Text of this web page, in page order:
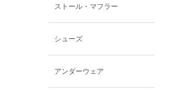
ストール・マフラー
シューズ
アンダーウェア